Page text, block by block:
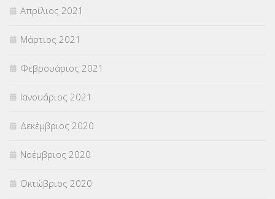
Απρίλιος 2021
Μάρτιος 2021
Φεβρουάριος 2021
Ιανουάριος 2021
Δεκέμβριος 2020
Νοέμβριος 2020
Οκτώβριος 2020